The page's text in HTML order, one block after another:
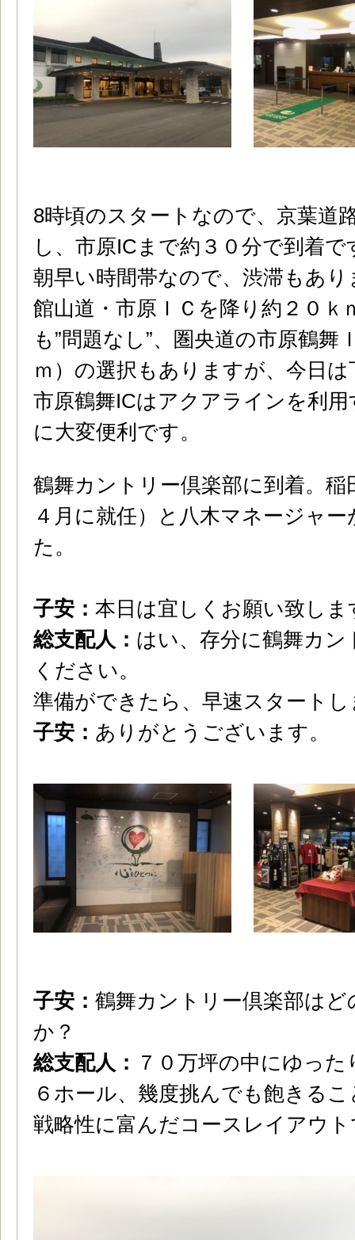
8時頃のスタートなので、京葉道
し、市原ICまで約３０分で到着で
朝早い時間帯なので、渋滞もあ
館山道・市原ＩＣを降り約２０
も”問題なし”、圏央道の市原鶴
ｍ）の選択もありますが、今日
市原鶴舞ICはアクアラインを利
に大変便利です。
鶴舞カントリー倶楽部に到着。稲
４月に就任）と八木マネージャ
た。
子安： 本日は宜しくお願い致しま
総支配人： はい、存分に鶴舞カ
ください。
準備ができたら、早速スタート
子安： ありがとうございます。
子安： 鶴舞カントリー倶楽部は
か？
総支配人： ７０万坪の中にゆっ
６ホール、幾度挑んでも飽きる
戦略性に富んだコースレイアウ